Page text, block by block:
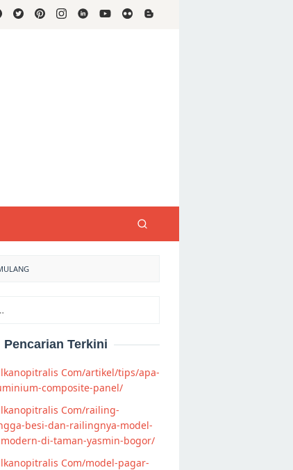
Pencarian Terkini
Com/artikel/tips/apa-
composite-panel/
Com/railing-
besi-dan-railingnya-model-
di-taman-yasmin-bogor/
Com/model-pagar-